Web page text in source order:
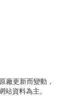
廠更新而變動，
資料為主。